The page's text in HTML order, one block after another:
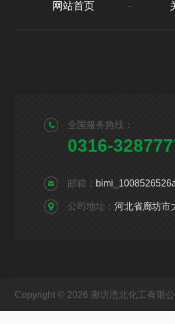
网站首页
全国服务热线：
0316-
邮箱：
公司地址： 河北省廊坊市
Copyright © 2026 廊坊浩北化工有限